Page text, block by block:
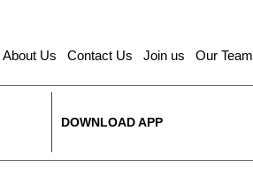
About Us Contact Us Join us Our Team
DOWNLOAD APP